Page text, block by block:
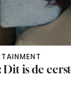
Dit is de